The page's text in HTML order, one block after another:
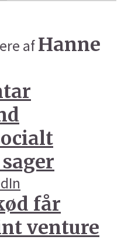
afHanne
får
venture